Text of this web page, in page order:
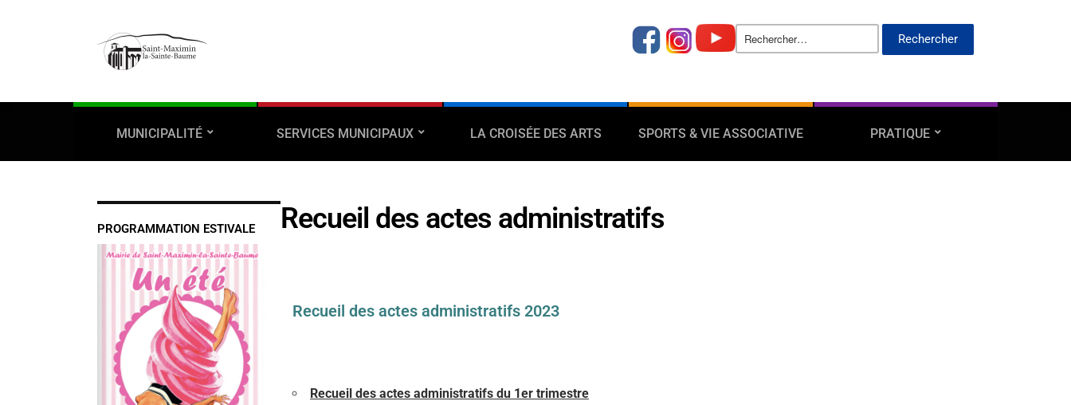
MUNICIPALITÉ SERVICES MUNICIPAUX LA CROISÉE DES ARTS SPORTS & VIE ASSOCIATIVE PRATIQUE
PROGRAMMATION ESTIVALE Recueil des actes administratifs
Recueil des actes administratifs 2023
Recueil des actes administratifs du 1er trimestre